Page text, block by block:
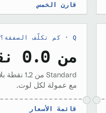
قارن الخمس
كم تكلّف الصفقة؟
من 0.0 نقطة
مع عمولة لكل لوت.
قائمة الأسعار